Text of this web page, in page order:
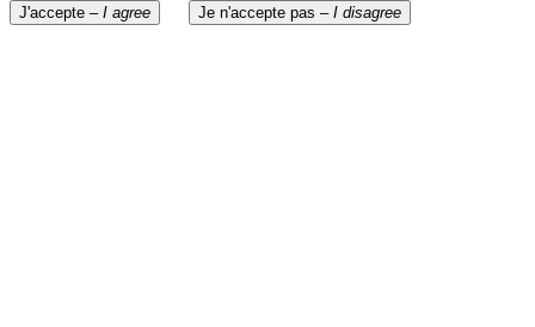
J'accepte – I agree Je n'accepte pas – I disagree